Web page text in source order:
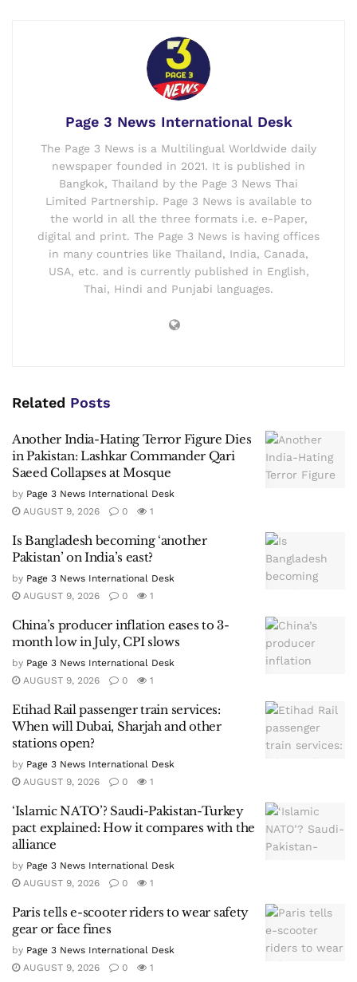
Page 3 News International Desk
The Page 3 News is a Multilingual Worldwide daily
newspaper founded in 2021. It is published in
Bangkok, Thailand by the Page 3 News Thai
Limited Partnership. Page 3 News is available to
the world in all the three formats i.e. e-Paper,
digital and print. The Page 3 News is having offices
in many countries like Thailand, India, Canada,
USA, etc. and is currently published in English,
Thai, Hindi and Punjabi languages.
Related Posts
Another India-Hating Terror Figure Dies
in Pakistan: Lashkar Commander Qari
Saeed Collapses at Mosque
by Page 3 News International Desk
AUGUST 9, 2026
0 1
Is Bangladesh becoming ‘another
Pakistan’ on India’s east?
by Page 3 News International Desk
AUGUST 9, 2026
0 1
China’s producer inflation eases to 3-
month low in July, CPI slows
by Page 3 News International Desk
AUGUST 9, 2026
0 1
Etihad Rail passenger train services:
When will Dubai, Sharjah and other
stations open?
by Page 3 News International Desk
AUGUST 9, 2026
0 1
‘Islamic NATO’? Saudi-Pakistan-Turkey
pact explained: How it compares with the
alliance
by Page 3 News International Desk
AUGUST 9, 2026
0 1
Paris tells e-scooter riders to wear safety
gear or face fines
by Page 3 News International Desk
AUGUST 9, 2026
0 1